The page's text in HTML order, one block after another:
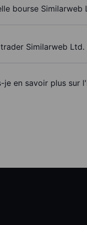
bourse
Similarweb Ltd.
je en savoir plus sur